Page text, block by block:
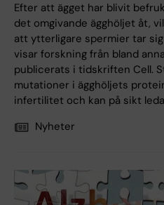
Efter att ägget har blivit
det omgivande ägghöljet åt,
att ytterligare spermier tar
visar forskning från bland
publicerats i tidskriften Cell.
mutationer i ägghöljets
infertilitet och kan på sikt
Nyheter